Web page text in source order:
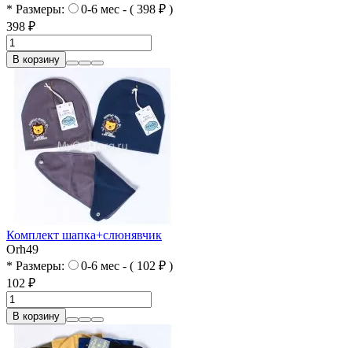
* Размеры:
0-6 мес - ( 398 ₽ )
398 ₽
В корзину
Комплект шапка+слюнявчик
Orh49
* Размеры:
0-6 мес - ( 102 ₽ )
102 ₽
В корзину